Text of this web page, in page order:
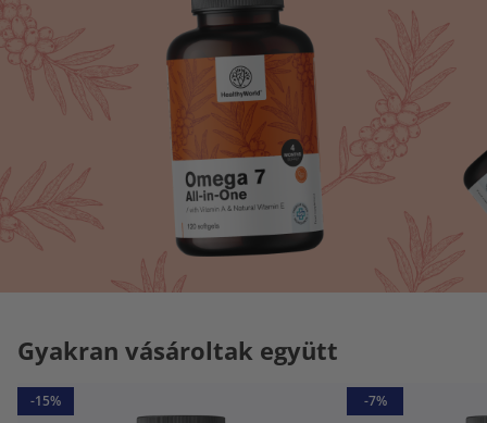
Gyakran vásároltak együtt
-15% -7%